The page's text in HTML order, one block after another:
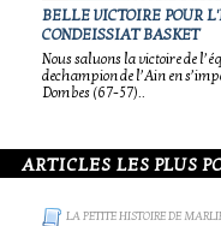
BELLE VICTOIRE POUR
CONDEISSIAT BASKET
Nous saluons la victoire de
dechampion de l’Ain en
Dombes (67-57)..
ARTICLES LES PLUS
LA PETITE HISTOIRE DE